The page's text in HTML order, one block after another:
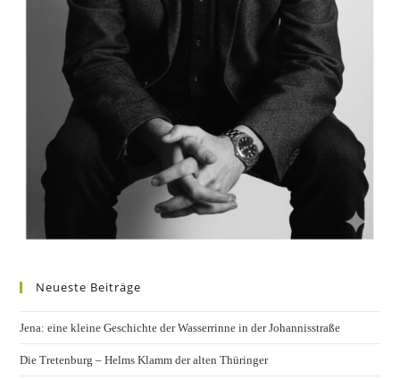
Neueste Beiträge
Jena: eine kleine Geschichte der Wasserrinne in der Johannisstraße
Die Tretenburg – Helms Klamm der alten Thüringer